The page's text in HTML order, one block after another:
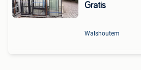
Gratis
Walshoutem